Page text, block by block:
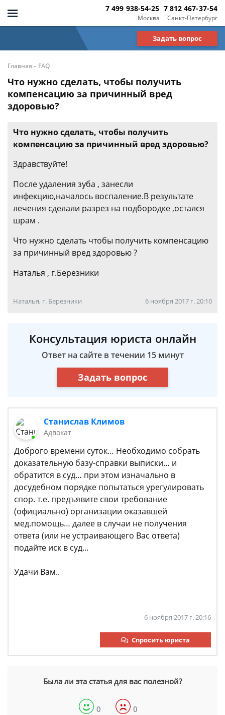
Москва
7 499 938-54-25
Санкт-Петербург
7 812 467-37-54
Задать вопрос
Главная - FAQ
Что нужно сделать, чтобы получить
компенсацию за причинный вред
здоровью?
Что нужно сделать, чтобы получить
компенсацию за причинный вред здоровью?
Здравствуйте!
После удаления зуба , занесли
инфекцию,началось воспаление.В результате
лечения сделали разрез на подбородке ,остался
шрам .
Что нужно сделать чтобы получить компенсацию
за причинный вред здоровью ?
Наталья , г.Березники
Наталья, г. Березники 6 ноября 2017 г. 20:10
Консультация юриста онлайн
Ответ на сайте в течении 15 минут
Задать вопрос
Станислав Климов
Адвокат
​Доброго времени суток… Необходимо собрать
доказательную базу-справки выписки… и
обратится в суд… при этом изначально в
досудебном порядке попытаться урегулировать
спор. т.е. предъявите свои требование
(официально) организации оказавшей
мед.помощь… далее в случаи не получения
ответа (или не устраивающего Вас ответа)
подайте иск в суд...
Удачи Вам..
6 ноября 2017 г. 20:16
Спросить юриста
Была ли эта статья для вас полезной?
0 0